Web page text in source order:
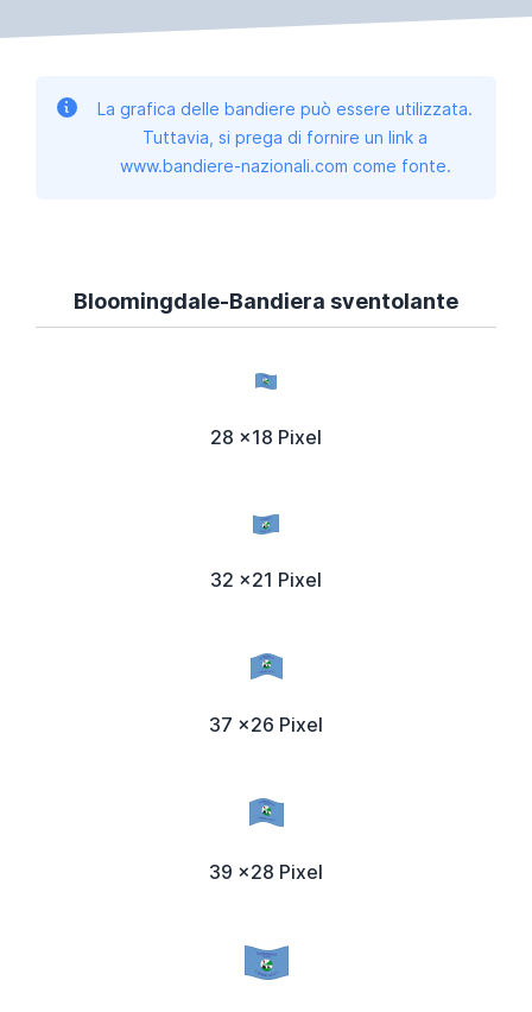
La grafica delle bandiere può essere utilizzata.
Tuttavia, si prega di fornire un link a
www.bandiere-nazionali.com come fonte.
Bloomingdale-Bandiera sventolante
28 x18 Pixel
32 x21 Pixel
37 x26 Pixel
39 x28 Pixel